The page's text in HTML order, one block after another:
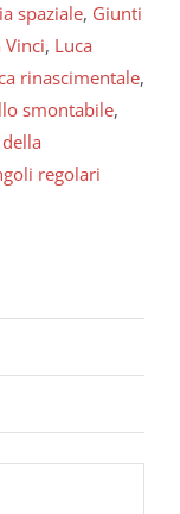
spaziale, Giunti
Vinci, Luca
rinascimentale,
smontabile,
regolari